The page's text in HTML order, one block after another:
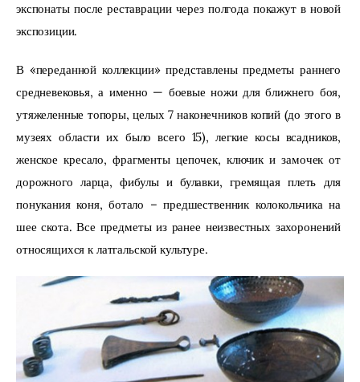
экспонаты после реставрации через полгода покажут в новой
экспозиции.
В «переданной коллекции» представлены предметы раннего
средневековья, а именно — боевые ножи для ближнего боя,
утяжеленные топоры, целых 7 наконечников копий (до этого в
музеях области их было всего 15), легкие косы всадников,
женское кресало, фрагменты цепочек, ключик и замочек от
дорожного ларца, фибулы и булавки, гремящая плеть для
понукания коня, ботало – предшественник колокольчика на
шее скота. Все предметы из ранее неизвестных захоронений
относящихся к латгальской культуре.